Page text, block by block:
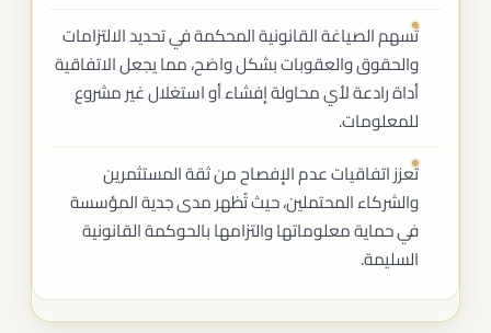
تُسهم الصياغة القانونية المحكمة في تحديد الالتزامات
والحقوق والعقوبات بشكل واضح، مما يجعل الاتفاقية
أداة رادعة لأي محاولة إفشاء أو استغلال غير مشروع
للمعلومات.
تعزز اتفاقيات عدم الإفصاح من ثقة المستثمرين
والشركاء المحتملين، حيث تُظهر مدى جدية المؤسسة
في حماية معلوماتها والتزامها بالحوكمة القانونية
السليمة.